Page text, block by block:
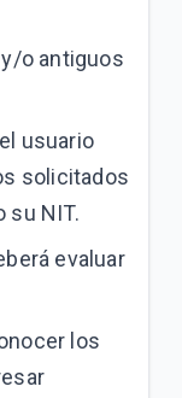
o antiguos
usuario
solicitados
su NIT.
evaluar
los